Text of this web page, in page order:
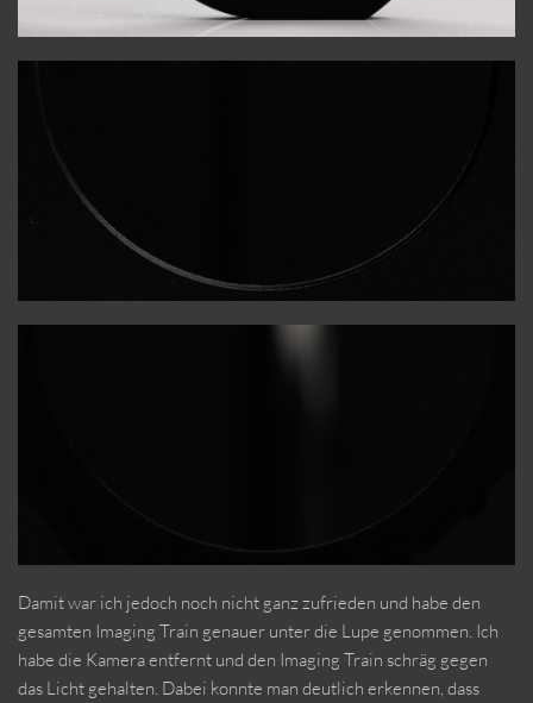
Damit war ich jedoch noch nicht ganz zufrieden und habe den
gesamten Imaging Train genauer unter die Lupe genommen. Ich
habe die Kamera entfernt und den Imaging Train schräg gegen
das Licht gehalten. Dabei konnte man deutlich erkennen, dass